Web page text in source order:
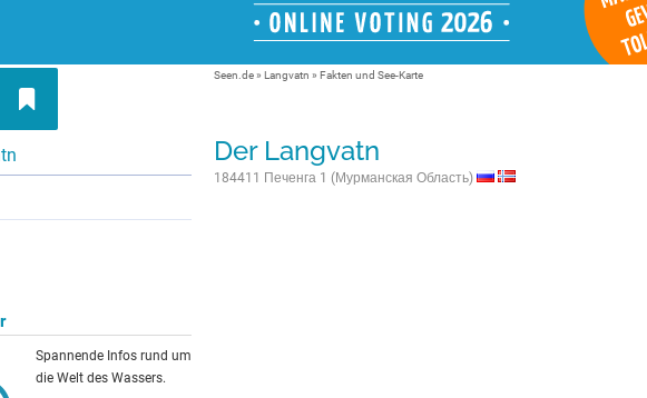
Spannende Infos rund um
die Welt des Wassers.
Seen.de» Langvatn » Fakten und See-Karte
Der Langvatn
184411 Печенга 1 (Мурманская Область)